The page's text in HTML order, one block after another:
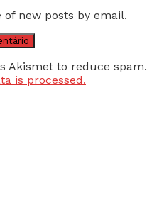
of new posts by email.
Akismet to reduce spam.
is processed.